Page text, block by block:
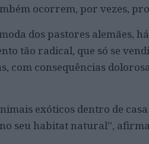
ocorrem, por vezes,
dos pastores alemães,
tão radical, que só se
com consequências
exóticos dentro de
seu habitat natural”,